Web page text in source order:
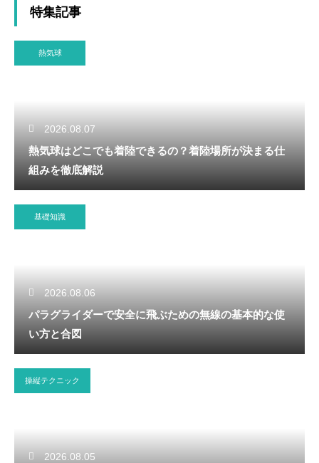
特集記事
熱気球
2026.08.07
熱気球はどこでも着陸できるの？着陸場所が決まる仕
組みを徹底解説
基礎知識
2026.08.06
パラグライダーで安全に飛ぶための無線の基本的な使
い方と合図
操縦テクニック
2026.08.05